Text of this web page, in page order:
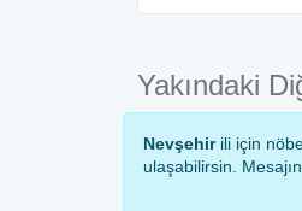
Yakındaki
Nevşehirili için
ulaşabilirsin.